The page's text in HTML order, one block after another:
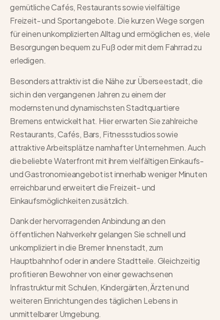
gemütliche Cafés, Restaurants sowie vielfältige
Freizeit- und Sportangebote. Die kurzen Wege sorgen
für einen unkomplizierten Alltag und ermöglichen es, viele
Besorgungen bequem zu Fuß oder mit dem Fahrrad zu
erledigen.
Besonders attraktiv ist die Nähe zur Überseestadt, die
sich in den vergangenen Jahren zu einem der
modernsten und dynamischsten Stadtquartiere
Bremens entwickelt hat. Hier erwarten Sie zahlreiche
Restaurants, Cafés, Bars, Fitnessstudios sowie
attraktive Arbeitsplätze namhafter Unternehmen. Auch
die beliebte Waterfront mit ihrem vielfältigen Einkaufs-
und Gastronomieangebot ist innerhalb weniger Minuten
erreichbar und erweitert die Freizeit- und
Einkaufsmöglichkeiten zusätzlich.
Dank der hervorragenden Anbindung an den
öffentlichen Nahverkehr gelangen Sie schnell und
unkompliziert in die Bremer Innenstadt, zum
Hauptbahnhof oder in andere Stadtteile. Gleichzeitig
profitieren Bewohner von einer gewachsenen
Infrastruktur mit Schulen, Kindergärten, Ärzten und
weiteren Einrichtungen des täglichen Lebens in
unmittelbarer Umgebung.